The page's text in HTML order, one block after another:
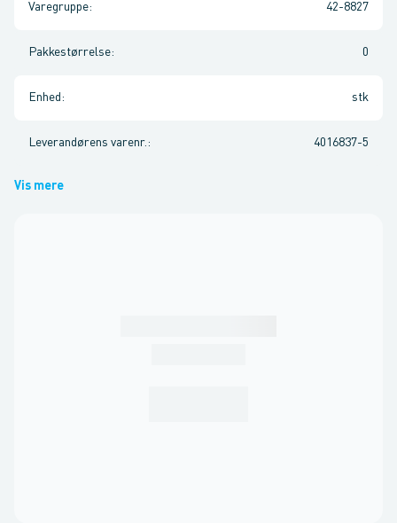
Varegruppe: 42-8827
Pakkestørrelse: 0
Enhed : stk
Leverandørens varenr. : 4016837-5
Vis mere